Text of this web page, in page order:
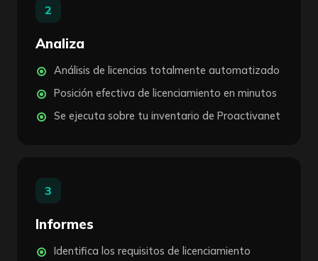
2
Analiza
Análisis de licencias totalmente automatizado
Posición efectiva de licenciamiento en minutos
Se ejecuta sobre tu inventario de Proactivanet
3
Informes
Identifica los requisitos de licenciamiento